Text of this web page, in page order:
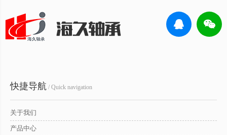
快捷导航 / Quick navigation
关于我们
产品中心